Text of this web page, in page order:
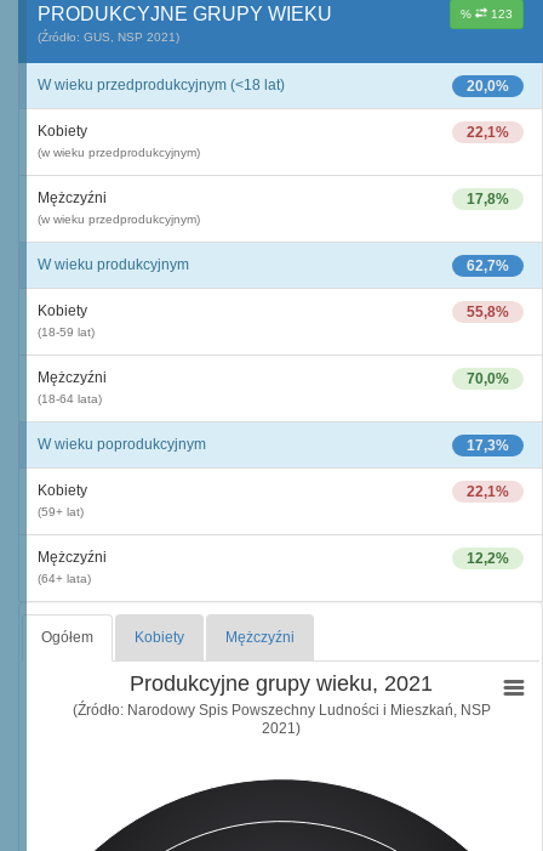
% 123
PRODUKCYJNE GRUPY WIEKU
(Źródło: GUS, NSP 2021)
20,0%
W wieku przedprodukcyjnym (<18 lat)
22,1%
Kobiety
(w wieku przedprodukcyjnym)
17,8%
Mężczyźni
(w wieku przedprodukcyjnym)
62,7%
W wieku produkcyjnym
55,8%
Kobiety
(18-59 lat)
70,0%
Mężczyźni
(18-64 lata)
17,3%
W wieku poprodukcyjnym
22,1%
Kobiety
(59+ lat)
12,2%
Mężczyźni
(64+ lata)
Ogółem Kobiety Mężczyźni
Produkcyjne grupy wieku, 2021
(Źródło: Narodowy Spis Powszechny Ludności i Mieszkań, NSP
2021)